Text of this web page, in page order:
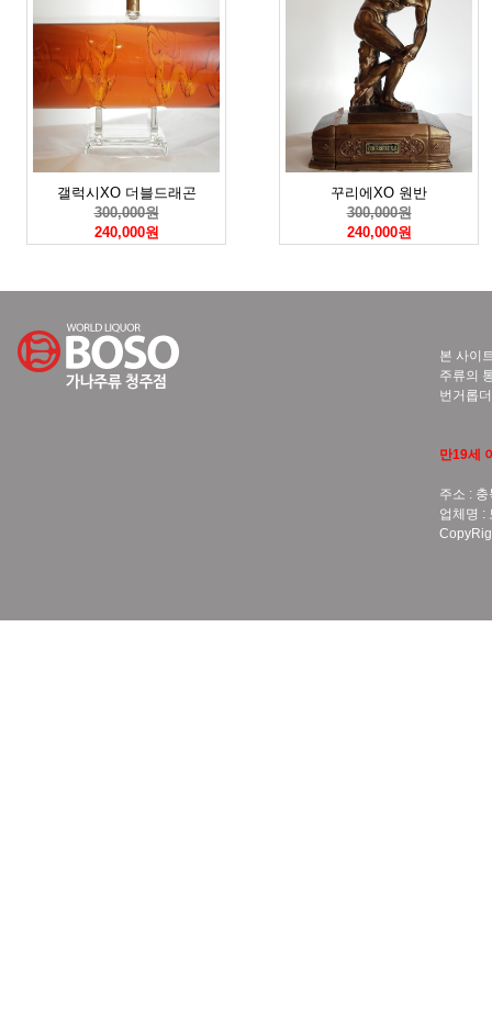
갤럭시XO 더블드래곤
300,000원
240,000원
꾸리에XO 원반
300,000원
240,000원
본 사이
주류의
번거롭
만19세
주소 :
업체명 :